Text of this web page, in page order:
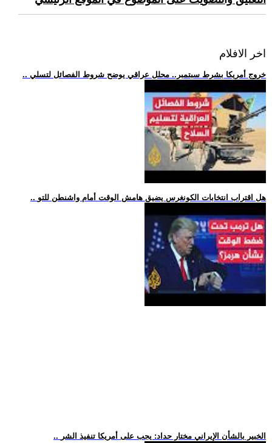
اخر الافلام
.. خروج أمريكا بشرط سبتمبر.. محلل عراقي يوضح شروط الفصائل لتسلي
.. هل اقتراب انتخابات الكونغرس يضيق هامش الوقت أمام واشنطن للتو
.. الخبير بالشأن الإيراني مختار حداد: يجب على أمريكا تنفيذ الشر